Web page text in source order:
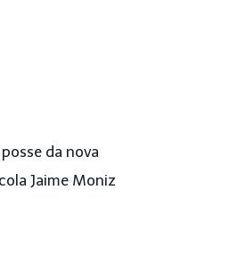
da nova
Jaime Moniz